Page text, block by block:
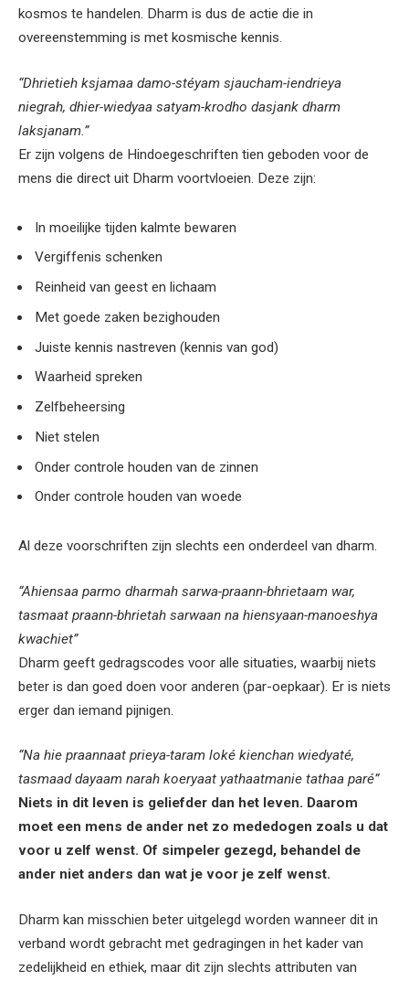
kosmos te handelen. Dharm is dus de actie die in
overeenstemming is met kosmische kennis.
“Dhrietieh ksjamaa damo-stéyam sjaucham-iendrieya
niegrah, dhier-wiedyaa satyam-krodho dasjank dharm
laksjanam.”
Er zijn volgens de Hindoegeschriften tien geboden voor de
mens die direct uit Dharm voortvloeien. Deze zijn:
In moeilijke tijden kalmte bewaren
Vergiffenis schenken
Reinheid van geest en lichaam
Met goede zaken bezighouden
Juiste kennis nastreven (kennis van god)
Waarheid spreken
Zelfbeheersing
Niet stelen
Onder controle houden van de zinnen
Onder controle houden van woede
Al deze voorschriften zijn slechts een onderdeel van dharm.
“Ahiensaa parmo dharmah sarwa-praann-bhrietaam war,
tasmaat praann-bhrietah sarwaan na hiensyaan-manoeshya
kwachiet”
Dharm geeft gedragscodes voor alle situaties, waarbij niets
beter is dan goed doen voor anderen (par-oepkaar). Er is niets
erger dan iemand pijnigen.
“Na hie praannaat prieya-taram loké kienchan wiedyaté,
tasmaad dayaam narah koeryaat yathaatmanie tathaa paré”
Niets in dit leven is geliefder dan het leven. Daarom
moet een mens de ander net zo mededogen zoals u dat
voor u zelf wenst. Of simpeler gezegd, behandel de
ander niet anders dan wat je voor je zelf wenst.
Dharm kan misschien beter uitgelegd worden wanneer dit in
verband wordt gebracht met gedragingen in het kader van
zedelijkheid en ethiek, maar dit zijn slechts attributen van